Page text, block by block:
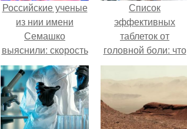
Российские ученые
из нии имени
Семашко
выяснили: скорость
старения напрямую
зависит от
состояния сосудов
и работы сердца.
Список
эффективных
таблеток от
головной боли: что
выбрать